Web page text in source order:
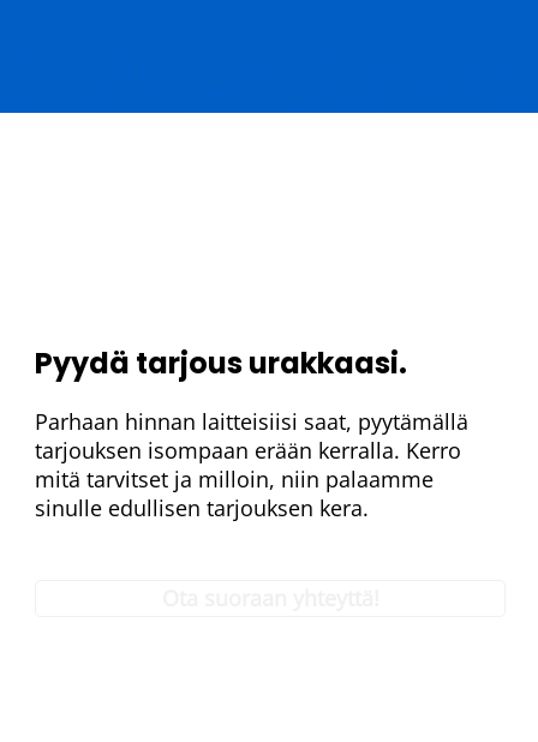
Pyydä tarjous urakkaasi.
Parhaan hinnan laitteisiisi saat, pyytämällä
tarjouksen isompaan erään kerralla. Kerro
mitä tarvitset ja milloin, niin palaamme
sinulle edullisen tarjouksen kera.